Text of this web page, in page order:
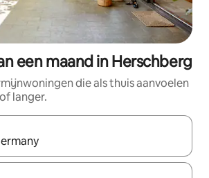
een maand in Herschberg
die als thuis aanvoelen
langer.
beschikbaar zijn, maak je een keuze